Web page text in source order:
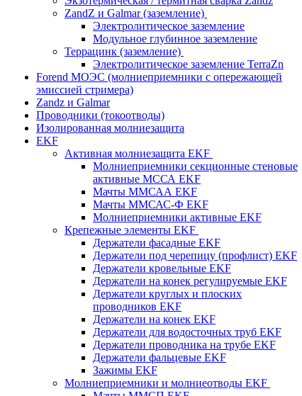
ZandZ и Galmar (заземление)
Электролитическое заземление
Модульное глубинное заземление
Террацинк (заземление)
Электролитическое заземление TerraZn
Forend МОЭС (молниеприемники с опережающей
эмиссией стримера)
Zandz и Galmar
Проводники (токоотводы)
Изолированная молниезащита
EKF
Активная молниезащита EKF
Молниеприемники секционные стеновые
активные МССА EKF
Мачты ММСАА EKF
Мачты ММСАС-Ф EKF
Молниеприемники активные EKF
Крепежные элементы EKF
Держатели фасадные EKF
Держатели под черепицу (профлист) EKF
Держатели кровельные EKF
Держатели на конек регулируемые EKF
Держатели круглых и плоских
проводников EKF
Держатели на конек EKF
Держатели для водосточных труб EKF
Держатели проводника на трубе EKF
Держатели фальцевые EKF
Зажимы EKF
Молниеприемники и молниеотводы EKF